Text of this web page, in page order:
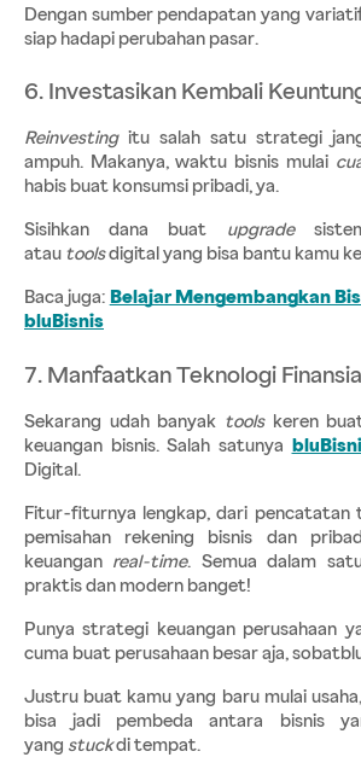
Dengan sumber pendapatan yang
siap hadapi perubahan pasar.
6. Investasikan Kembali
Reinvesting itu salah satu strategi
ampuh. Makanya, waktu bisnis mulai
habis buat konsumsi pribadi, ya.
Sisihkan dana buat upgrade
atau tools digital yang bisa bantu kamu
Baca juga: Belajar Mengembangkan
bluBisnis
7. Manfaatkan Teknologi
Sekarang udah banyak tools keren
keuangan bisnis. Salah satunya
Digital.
Fitur-fiturnya lengkap, dari pencatatan
pemisahan rekening bisnis dan
keuangan real-time. Semua dalam
praktis dan modern banget!
Punya strategi keuangan perusahaan
cuma buat perusahaan besar aja,
Justru buat kamu yang baru mulai
bisa jadi pembeda antara bisnis
yang stuck di tempat.